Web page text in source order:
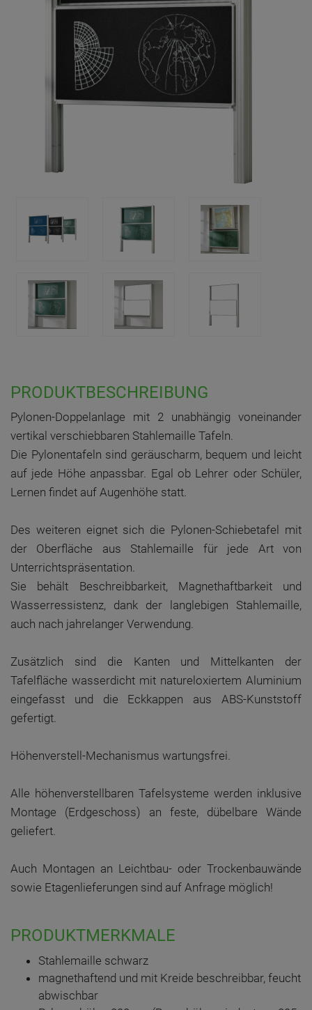
PRODUKTBESCHREIBUNG
Pylonen-Doppelanlage mit 2 unabhängig voneinander
vertikal verschiebbaren Stahlemaille Tafeln.
Die Pylonentafeln sind geräuscharm, bequem und leicht
auf jede Höhe anpassbar. Egal ob Lehrer oder Schüler,
Lernen findet auf Augenhöhe statt.
Des weiteren eignet sich die Pylonen-Schiebetafel mit
der Oberfläche aus Stahlemaille für jede Art von
Unterrichtspräsentation.
Sie behält Beschreibbarkeit, Magnethaftbarkeit und
Wasserressistenz, dank der langlebigen Stahlemaille,
auch nach jahrelanger Verwendung.
Zusätzlich sind die Kanten und Mittelkanten der
Tafelfläche wasserdicht mit natureloxiertem Aluminium
eingefasst und die Eckkappen aus ABS-Kunststoff
gefertigt.
Höhenverstell-Mechanismus wartungsfrei.
Alle höhenverstellbaren Tafelsysteme werden inklusive
Montage (Erdgeschoss) an feste, dübelbare Wände
geliefert.
Auch Montagen an Leichtbau- oder Trockenbauwände
sowie Etagenlieferungen sind auf Anfrage möglich!
PRODUKTMERKMALE
Stahlemaille schwarz
magnethaftend und mit Kreide beschreibbar, feucht
abwischbar